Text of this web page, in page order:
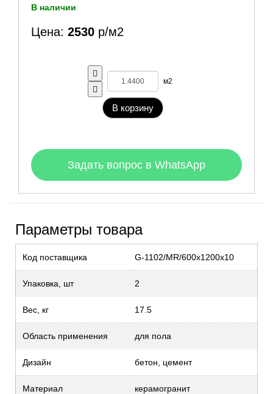
В наличии
Цена: 2530 р/м2
м2
В корзину
Задать вопрос в WhatsApp
Параметры товара
Код поставщика G-1102/MR/600x1200x10
Упаковка, шт 2
Вес, кг 17.5
Область применения для пола
Дизайн бетон, цемент
Материал керамогранит